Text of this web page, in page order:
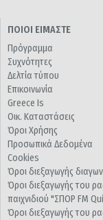
ΠΟΙΟΙ ΕΙΜΑΣΤΕ
Πρόγραμμα
Συχνότητες
Δελτία τύπου
Επικοινωνία
Greece Is
Οικ. Καταστάσεις
Όροι Χρήσης
Προσωπικά Δεδομένα
Cookies
Όροι διεξαγωγής
Όροι διεξαγωγής του
παιχνιδιού "ΣΠΟΡ FM
Όροι διεξαγωγής του